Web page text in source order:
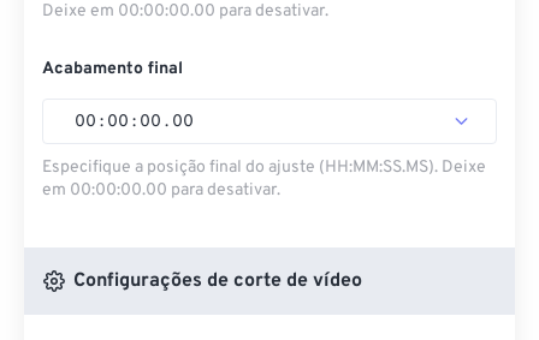
Deixe em 00:00:00.00 para desativar.
Acabamento final
00 : 00 : 00 . 00
Especifique a posição final do ajuste (HH:MM:SS.MS). Deixe
em 00:00:00.00 para desativar.
Configurações de corte de vídeo